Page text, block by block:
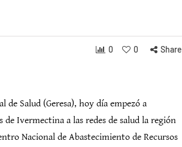
0 0 Share
de Salud (Geresa), hoy día empezó a
Ivermectina a las redes de salud la región
Nacional de Abastecimiento de Recursos